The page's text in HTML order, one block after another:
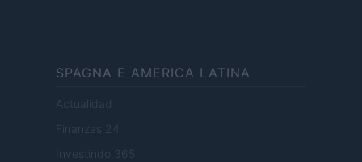
SPAGNA E AMERICA LATINA
Actualidad
Finanzas 24
Investindo 365